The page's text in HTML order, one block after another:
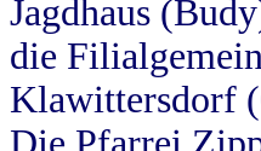
Jagdhaus
die
Klawittersdorf